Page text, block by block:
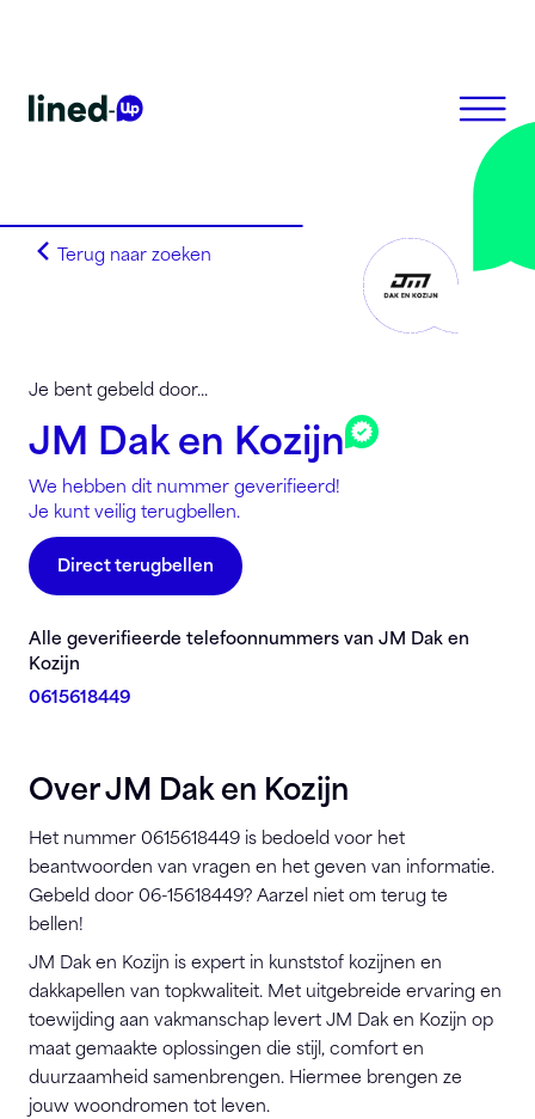
Terug naar zoeken
Je bent gebeld door...
JM Dak en Kozijn
We hebben dit nummer geverifieerd!
Je kunt veilig terugbellen.
Direct terugbellen
Alle geverifieerde telefoonnummers van JM Dak en
Kozijn
0615618449
Over JM Dak en Kozijn
Het nummer 0615618449 is bedoeld voor het
beantwoorden van vragen en het geven van informatie.
Gebeld door 06-15618449? Aarzel niet om terug te
bellen!
JM Dak en Kozijn is expert in kunststof kozijnen en
dakkapellen van topkwaliteit. Met uitgebreide ervaring en
toewijding aan vakmanschap levert JM Dak en Kozijn op
maat gemaakte oplossingen die stijl, comfort en
duurzaamheid samenbrengen. Hiermee brengen ze
jouw woondromen tot leven.
Homepagina
Lined-Up Business
Tarieven
Stel je vragen
Registreren